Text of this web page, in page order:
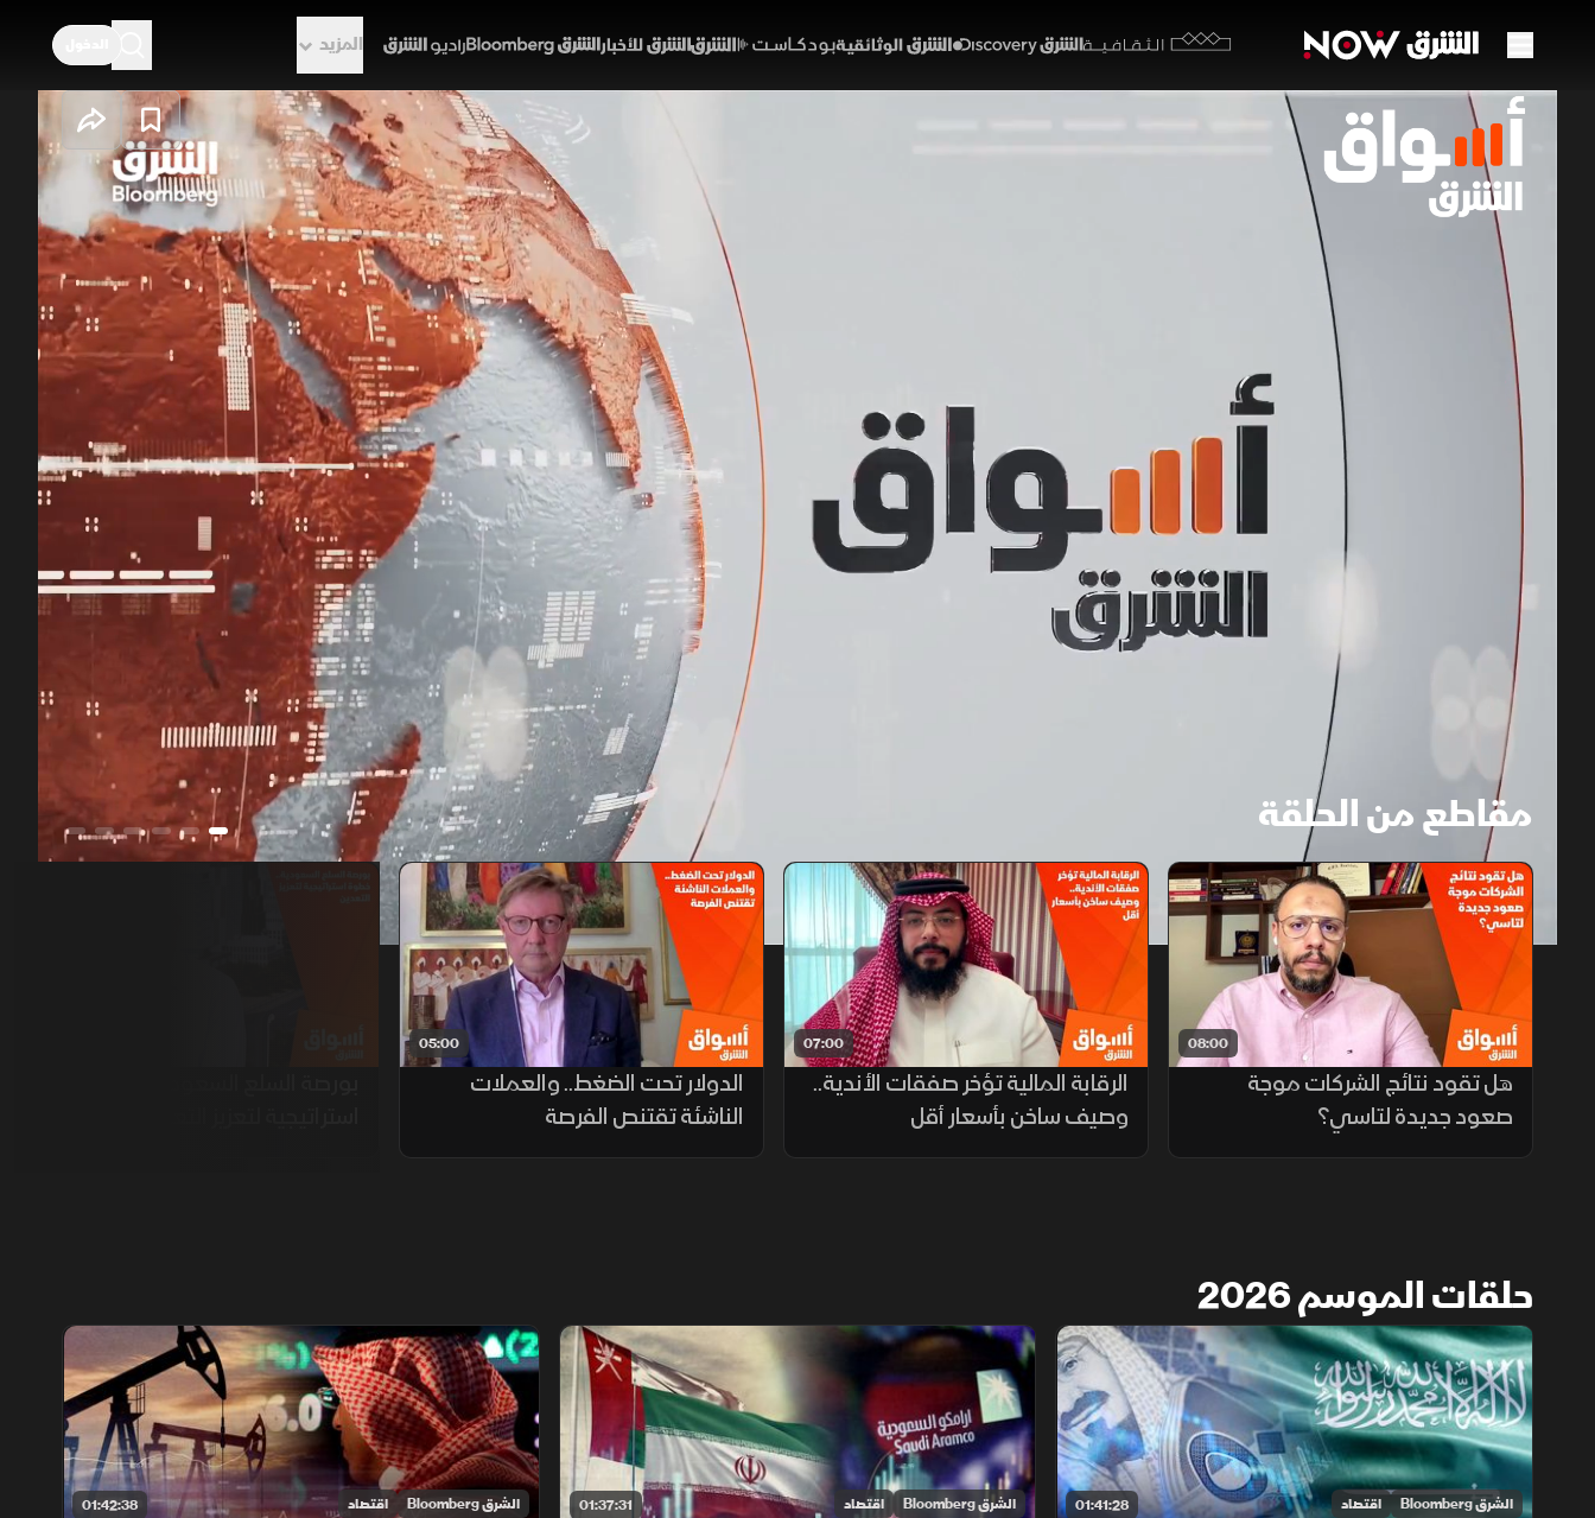
الثقافية
المزيد
1x auto
تراجع طفيف لمؤشر "تاسي".. وقفزة بصادرات
يتجه مؤشر "تاسي" السعودي لتكبد خسائر أسبوعية طفيفة ترقبا لنتائج الربع الثاني، رغم ارتفاع صادرات النفط
في يونيو لأعلى مستوى منذ بداية حرب إيران، وتسجيل فائض بالحساب الجاري في الربع الأول هو الأول منذ
عامين. إقليميا، أعلن رئيس وزراء لبنان إنشاء لجنة عليا مع سوريا، وأكد الشيباني الانفتاح للقاء حزب الله.
أسواق الشرق سحر الميزاري عبد الله السبيعي مؤشر تاسي أسعار النفط لبنان سوريا السعودية
مقاطع من الحلقة
08:00
هل تقود نتائج الشركات موجة
صعود جديدة لتاسي؟
07:00
الرقابة المالية تؤخر صفقات الأندية..
وصيف ساخن بأسعار أقل
05:00
الدولار تحت الضغط.. والعملات
الناشئة تقتنص الفرصة
حلقات الموسم 2026
01:41:28 الشرق Bloomberg اقتصاد 01:37:31 الشرق Bloomberg اقتصاد 01:42:38 الشرق Bloomberg اقتصاد